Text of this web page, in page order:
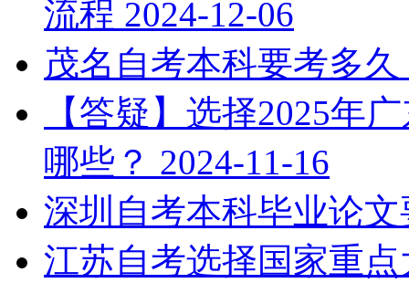
流程 2024-12-06
茂名自考本科要考多久
【答疑】选择2025年
哪些？ 2024-11-16
深圳自考本科毕业论
江苏自考选择国家重